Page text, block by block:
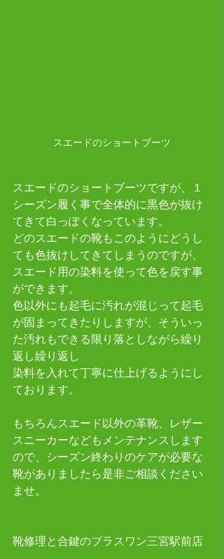
スエードのショートブーツ
スエードのショートブーツですが、１
シーズン履く事で全体的に黒色が抜け
てきて白っぽくなっています。
どのスエードの靴もこのようにどうし
ても色抜けしてきてしまうのですが、
スエード用の染料を使って色を戻す事
ができます。
色以外にも起毛に汚れが混じって起毛
が固まってきたりしますが、そういっ
た汚れもできる限り落としながら繰り
返し繰り返し
染料を入れて丁寧に仕上げるようにし
ております。
もちろんスエード以外の革靴、レザー
スニーカーなどもメンテナンスします
ので、シーズン終わりのケアが必要な
靴がありましたら是非ご相談ください
ませ。
靴修理と合鍵のプラスワン三宮駅前店